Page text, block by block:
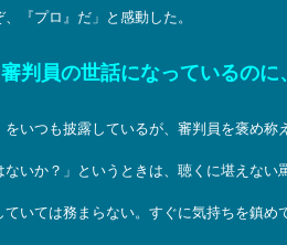
『プロ』だ」と感動した。
判員の世話になっているのに
いつも披露しているが、審判員を褒め称
いか？」というときは、聴くに堪えない
いては務まらない。すぐに気持ちを鎮め